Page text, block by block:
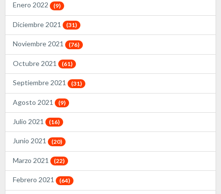
Enero 2022 (9)
Diciembre 2021 (31)
Noviembre 2021 (76)
Octubre 2021 (61)
Septiembre 2021 (31)
Agosto 2021 (9)
Julio 2021 (16)
Junio 2021 (20)
Marzo 2021 (22)
Febrero 2021 (64)